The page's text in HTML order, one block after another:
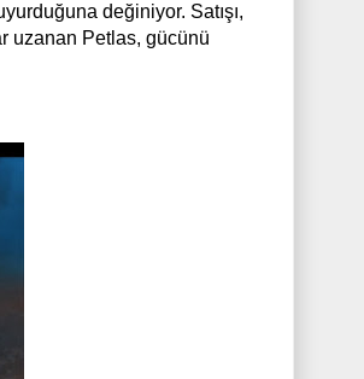
değiniyor. Satışı,
uzanan Petlas, gücünü